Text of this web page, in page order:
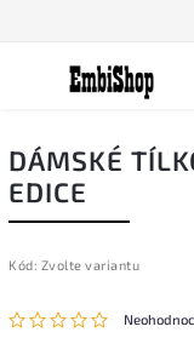
DÁMSKÉ
EDICE
Kód: Zvolte variantu